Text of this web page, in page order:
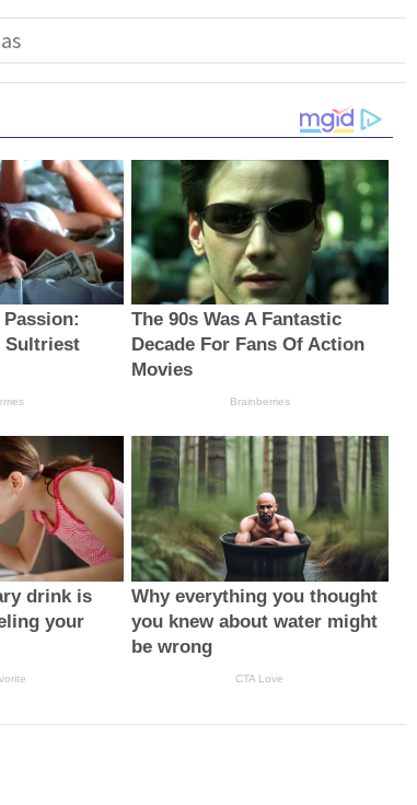
Sultriest
The 90s Was A Fantastic
Decade For Fans Of Action
Movies
Brainberries
drink is
your
Why everything you thought
you knew about water might
be wrong
CTA Love